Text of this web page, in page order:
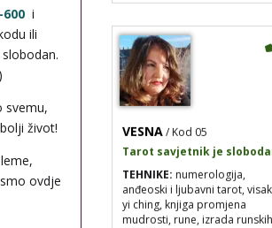
i
ili
svemu,
život!
ovdje
Tarot savjetnik je slobodan
TEHNIKE:numerologija,
anđeoski i ljubavni tarot, visak,
yi ching, knjiga promjena
mudrosti, rune, izrada runskih
amajlija